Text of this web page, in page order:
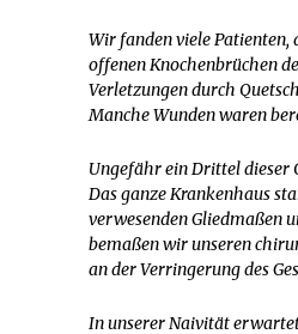
Wir fanden viele Patienten,
offenen Knochenbrüchen
Verletzungen durch
Manche Wunden waren
Ungefähr ein Drittel dieser
Das ganze Krankenhaus
verwesenden Gliedmaßen
bemaßen wir unseren
an der Verringerung des
In unserer Naivität